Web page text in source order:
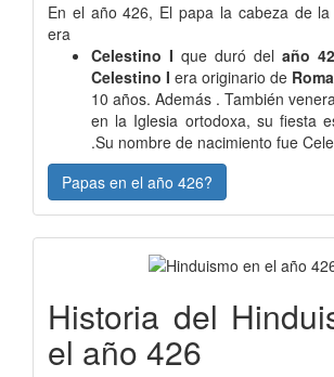
En el año 426, El papa la cabeza de la
era
Celestino I que duró del año
Celestino I era originario de Roma
10 años. Además . También
en la Iglesia ortodoxa, su fiesta
.Su nombre de nacimiento fue
Papas en el año 426?
Historia del
el año 426